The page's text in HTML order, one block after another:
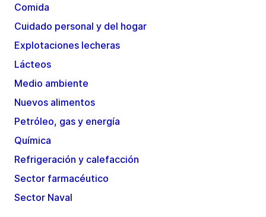
Comida
Cuidado personal y del hogar
Explotaciones lecheras
Lácteos
Medio ambiente
Nuevos alimentos
Petróleo, gas y energía
Química
Refrigeración y calefacción
Sector farmacéutico
Sector Naval